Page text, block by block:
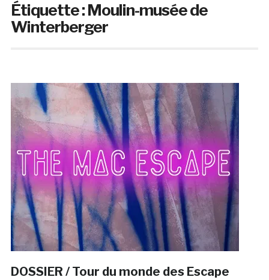
Étiquette :Moulin-musée de
Winterberger
DOSSIER / Tour du monde des Escape